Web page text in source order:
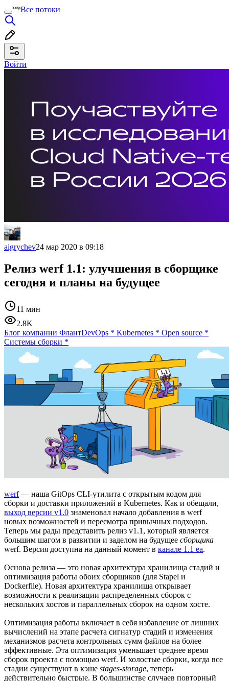
Все потоки
Войти
aigrychev24 мар 2020 в 09:18
Релиз werf 1.1: улучшения в сборщике
сегодня и планы на будущее
11 мин
2.8K
Блог компании ФлантDevOps * Kubernetes * Open source *
Системы сборки *
werf— наша GitOps CLI-утилита с открытым кодом для
сборки и доставки приложений в Kubernetes. Как и обещали,
выход версии v1.0 знаменовал начало добавления в werf
новых возможностей и пересмотра привычных подходов.
Теперь мы рады представить релиз v1.1, который является
большим шагом в развитии и заделом на будущее сборщика
werf. Версия доступна на данный момент в канале 1.1 ea.
Основа релиза — это новая архитектура хранилища стадий и
оптимизация работы обоих сборщиков (для Stapel и
Dockerfile). Новая архитектура хранилища открывает
возможности к реализации распределенных сборок с
нескольких хостов и параллельных сборок на одном хосте.
Оптимизация работы включает в себя избавление от лишних
вычислений на этапе расчета сигнатур стадий и изменения
механизмов расчета контрольных сумм файлов на более
эффективные. Эта оптимизация уменьшает среднее время
сборок проекта с помощью werf. И холостые сборки, когда все
стадии существуют в кэше stages-storage, теперь
действительно быстрые. В большинстве случаев повторный